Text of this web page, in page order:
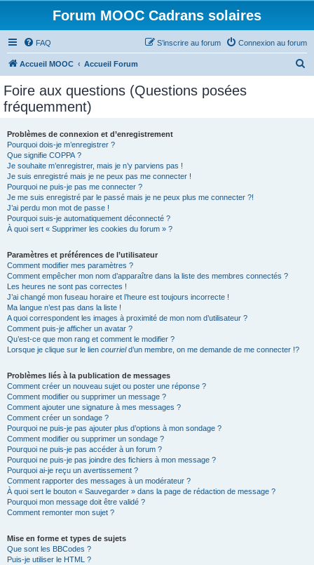
Forum MOOC Cadrans solaires
FAQ Connexion au forum
S’inscrire au forum
Accueil MOOC Accueil Forum
Foire aux questions (Questions posées
fréquemment)
Problèmes de connexion et d’enregistrement
Pourquoi dois-je m’enregistrer ?
Que signifie COPPA ?
Je souhaite m’enregistrer, mais je n’y parviens pas !
Je suis enregistré mais je ne peux pas me connecter !
Pourquoi ne puis-je pas me connecter ?
Je me suis enregistré par le passé mais je ne peux plus me connecter ?!
J’ai perdu mon mot de passe !
Pourquoi suis-je automatiquement déconnecté ?
À quoi sert « Supprimer les cookies du forum » ?
Paramètres et préférences de l’utilisateur
Comment modifier mes paramètres ?
Comment empêcher mon nom d’apparaître dans la liste des membres connectés ?
Les heures ne sont pas correctes !
J’ai changé mon fuseau horaire et l’heure est toujours incorrecte !
Ma langue n’est pas dans la liste !
A quoi correspondent les images à proximité de mon nom d’utilisateur ?
Comment puis-je afficher un avatar ?
Qu’est-ce que mon rang et comment le modifier ?
Lorsque je clique sur le lien courrield’un membre, on me demande de me connecter !?
Problèmes liés à la publication de messages
Comment créer un nouveau sujet ou poster une réponse ?
Comment modifier ou supprimer un message ?
Comment ajouter une signature à mes messages ?
Comment créer un sondage ?
Pourquoi ne puis-je pas ajouter plus d’options à mon sondage ?
Comment modifier ou supprimer un sondage ?
Pourquoi ne puis-je pas accéder à un forum ?
Pourquoi ne puis-je pas joindre des fichiers à mon message ?
Pourquoi ai-je reçu un avertissement ?
Comment rapporter des messages à un modérateur ?
À quoi sert le bouton « Sauvegarder » dans la page de rédaction de message ?
Pourquoi mon message doit être validé ?
Comment remonter mon sujet ?
Mise en forme et types de sujets
Que sont les BBCodes ?
Puis-je utiliser le HTML ?